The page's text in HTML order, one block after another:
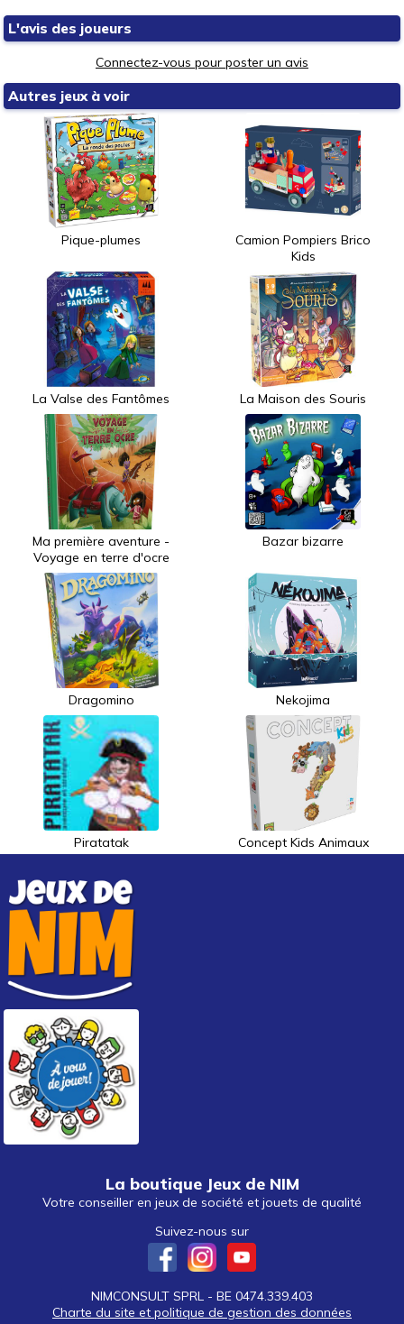
L'avis des joueurs
Connectez-vous pour poster un avis
Autres jeux à voir
Pique-plumes
Camion Pompiers Brico
Kids
La Valse des Fantômes La Maison des Souris
Ma première aventure -
Voyage en terre d'ocre
Bazar bizarre
Dragomino Nekojima
Piratatak Concept Kids Animaux
La boutique Jeux de NIM
Votre conseiller en jeux de société et jouets de qualité
Suivez-nous sur
NIMCONSULT SPRL - BE 0474.339.403
Charte du site et politique de gestion des données